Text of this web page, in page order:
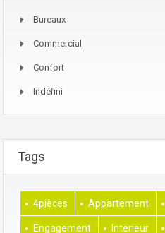
Bureaux
Commercial
Confort
Indéfini
Tags
4pièces Appartement
Engagement Interieur